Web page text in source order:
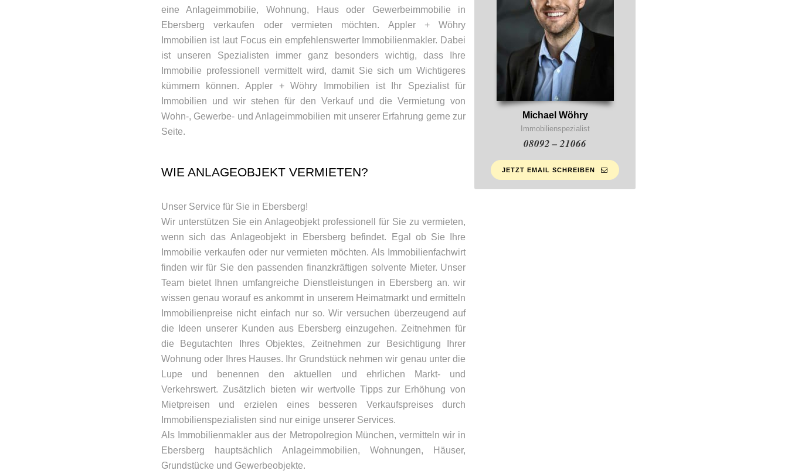
eine Anlageimmobilie, Wohnung, Haus oder Gewerbeimmobilie in
Ebersberg verkaufen oder vermieten möchten. Appler + Wöhry
Immobilien ist laut Focus ein empfehlenswerter Immobilienmakler. Dabei
ist unseren Spezialisten immer ganz besonders wichtig, dass Ihre
Immobilie professionell vermittelt wird, damit Sie sich um Wichtigeres
kümmern können. Appler + Wöhry Immobilien ist Ihr Spezialist für
Immobilien und wir stehen für den Verkauf und die Vermietung von
Wohn-, Gewerbe- und Anlageimmobilien mit unserer Erfahrung gerne zur
Seite.
WIE ANLAGEOBJEKT VERMIETEN?
Unser Service für Sie in Ebersberg!
Wir unterstützen Sie ein Anlageobjekt professionell für Sie zu vermieten,
wenn sich das Anlageobjekt in Ebersberg befindet. Egal ob Sie Ihre
Immobilie verkaufen oder nur vermieten möchten. Als Immobilienfachwirt
finden wir für Sie den passenden finanzkräftigen solvente Mieter. Unser
Team bietet Ihnen umfangreiche Dienstleistungen in Ebersberg an. wir
wissen genau worauf es ankommt in unserem Heimatmarkt und ermitteln
Immobilienpreise nicht einfach nur so. Wir versuchen überzeugend auf
die Ideen unserer Kunden aus Ebersberg einzugehen. Zeitnehmen für
die Begutachten Ihres Objektes, Zeitnehmen zur Besichtigung Ihrer
Wohnung oder Ihres Hauses. Ihr Grundstück nehmen wir genau unter die
Lupe und benennen den aktuellen und ehrlichen Markt- und
Verkehrswert. Zusätzlich bieten wir wertvolle Tipps zur Erhöhung von
Mietpreisen und erzielen eines besseren Verkaufspreises durch
Immobilienspezialisten sind nur einige unserer Services.
Als Immobilienmakler aus der Metropolregion München, vermitteln wir in
Ebersberg hauptsächlich Anlageimmobilien, Wohnungen, Häuser,
Grundstücke und Gewerbeobjekte.
Michael Wöhry
Immobilienspezialist
08092 – 21066
JETZT EMAIL SCHREIBEN